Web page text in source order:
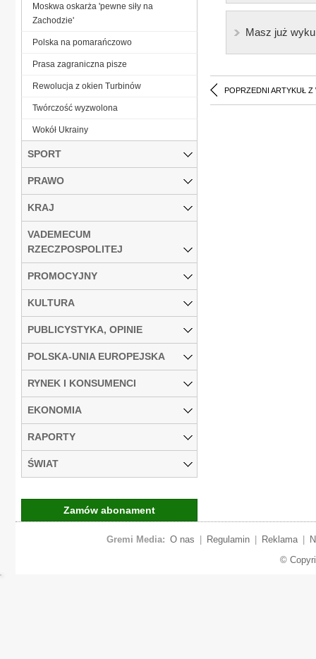
Masz już
POPRZEDNI ARTYKUŁ Z
Moskwa oskarża 'pewne siły na
Zachodzie'
Polska na pomarańczowo
Prasa zagraniczna pisze
Rewolucja z okien Turbinów
Twórczość wyzwolona
Wokół Ukrainy
SPORT
PRAWO
KRAJ
VADEMECUM
RZECZPOSPOLITEJ
PROMOCYJNY
KULTURA
PUBLICYSTYKA, OPINIE
POLSKA-UNIA EUROPEJSKA
RYNEK I KONSUMENCI
EKONOMIA
RAPORTY
ŚWIAT
Zamów abonament
Gremi Media: O nas Regulamin Reklama
©